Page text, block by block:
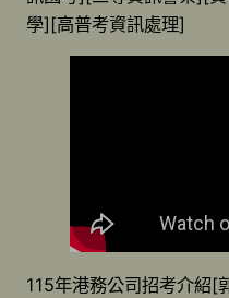
學][高普考資訊處理]
115年港務公司招考介紹[